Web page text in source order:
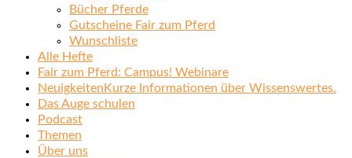
Bücher Pferde
Gutscheine Fair zum Pferd
Wunschliste
Alle Hefte
Fair zum Pferd: Campus! Webinare
Neuigkeiten Kurze Informationen über Wissenswertes.
Das Auge schulen
Podcast
Themen
Über uns